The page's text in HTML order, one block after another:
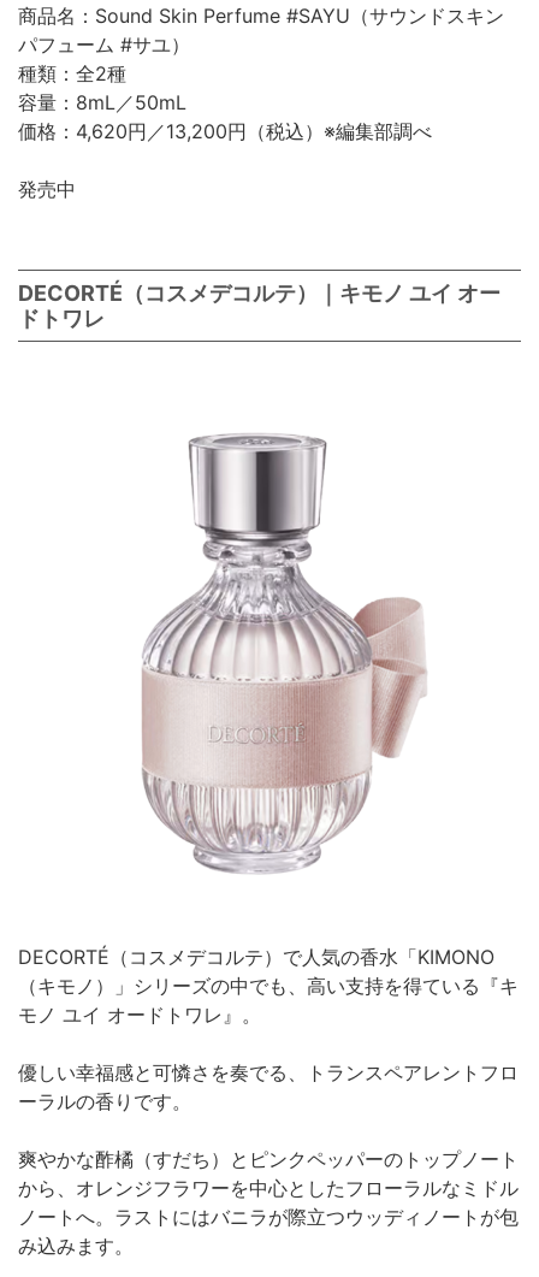
商品名：Sound Skin Perfume #SAYU（サウンドスキン
パフューム #サユ）
種類：全2種
容量：8mL／50mL
価格：4,620円／13,200円（税込）※編集部調べ
発売中
DECORTÉ（コスメデコルテ）｜キモノ ユイ オー
ドトワレ
DECORTÉ（コスメデコルテ）で人気の香水「KIMONO
（キモノ）」シリーズの中でも、高い支持を得ている『キ
モノ ユイ オードトワレ』。
優しい幸福感と可憐さを奏でる、トランスペアレントフロ
ーラルの香りです。
爽やかな酢橘（すだち）とピンクペッパーのトップノート
から、オレンジフラワーを中心としたフローラルなミドル
ノートへ。ラストにはバニラが際立つウッディノートが包
み込みます。